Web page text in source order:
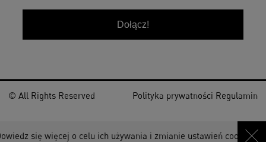
się więcej o celu ich używania i zmianie ustawień cookies w
Dołącz!
© All Rights Reserved Polityka prywatności Regulamin